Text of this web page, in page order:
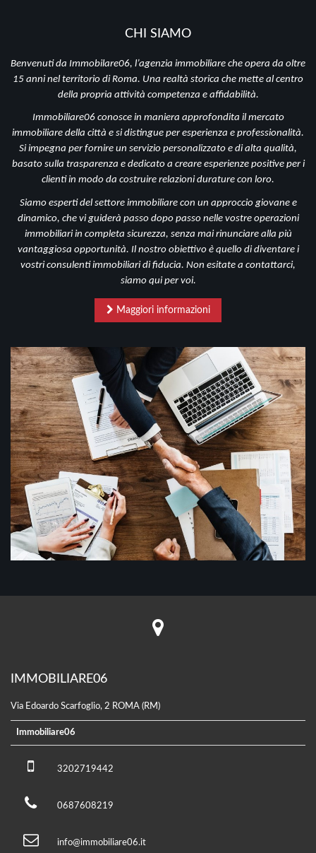
CHI SIAMO
Benvenuti da Immobilare06, l’agenzia immobiliare che opera da oltre
15 anni nel territorio di Roma. Una realtà storica che mette al centro
della propria attività competenza e affidabilità.
Immobiliare06 conosce in maniera approfondita il mercato
immobiliare della città e si distingue per esperienza e professionalità.
Si impegna per fornire un servizio personalizzato e di alta qualità,
basato sulla trasparenza e dedicato a creare esperienze positive per i
clienti in modo da costruire relazioni durature con loro.
Siamo esperti del settore immobiliare con un approccio giovane e
dinamico, che vi guiderà passo dopo passo nelle vostre operazioni
immobiliari in completa sicurezza, senza mai rinunciare alla più
vantaggiosa opportunità. Il nostro obiettivo è quello di diventare i
vostri consulenti immobiliari di fiducia. Non esitate a contattarci,
siamo qui per voi.
Maggiori informazioni
IMMOBILIARE06
Via Edoardo Scarfoglio, 2 ROMA (RM)
Immobiliare06
3202719442
0687608219
info@immobiliare06.it